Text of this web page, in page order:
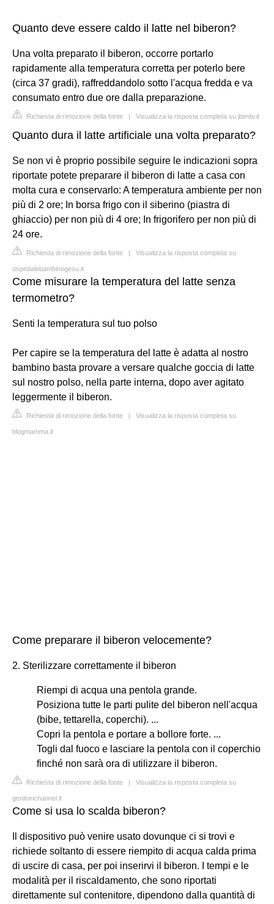
Quanto deve essere caldo il latte nel biberon?
Una volta preparato il biberon, occorre portarlo
rapidamente alla temperatura corretta per poterlo bere
(circa 37 gradi), raffreddandolo sotto l'acqua fredda e va
consumato entro due ore dalla preparazione.
Richiesta di rimozione della fonte | Visualizza la risposta completa su jbimbi.it
Quanto dura il latte artificiale una volta preparato?
Se non vi è proprio possibile seguire le indicazioni sopra
riportate potete preparare il biberon di latte a casa con
molta cura e conservarlo: A temperatura ambiente per non
più di 2 ore; In borsa frigo con il siberino (piastra di
ghiaccio) per non più di 4 ore; In frigorifero per non più di
24 ore.
Richiesta di rimozione della fonte | Visualizza la risposta completa su
ospedalebambinogesu.it
Come misurare la temperatura del latte senza
termometro?
Senti la temperatura sul tuo polso
Per capire se la temperatura del latte è adatta al nostro
bambino basta provare a versare qualche goccia di latte
sul nostro polso, nella parte interna, dopo aver agitato
leggermente il biberon.
Richiesta di rimozione della fonte | Visualizza la risposta completa su
blogmamma.it
Come preparare il biberon velocemente?
2. Sterilizzare correttamente il biberon
Riempi di acqua una pentola grande.
Posiziona tutte le parti pulite del biberon nell'acqua
(bibe, tettarella, coperchi). ...
Copri la pentola e portare a bollore forte. ...
Togli dal fuoco e lasciare la pentola con il coperchio
finché non sarà ora di utilizzare il biberon.
Richiesta di rimozione della fonte | Visualizza la risposta completa su
genitorichannel.it
Come si usa lo scalda biberon?
Il dispositivo può venire usato dovunque ci si trovi e
richiede soltanto di essere riempito di acqua calda prima
di uscire di casa, per poi inserirvi il biberon. I tempi e le
modalità per il riscaldamento, che sono riportati
direttamente sul contenitore, dipendono dalla quantità di